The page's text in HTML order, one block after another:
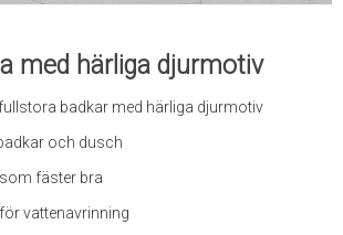
med härliga djurmotiv
badkar med härliga djurmotiv
och dusch
fäster bra
vattenavrinning